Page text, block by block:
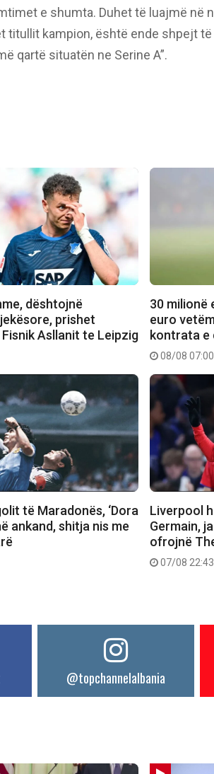
e shumta. Duhet të luajmë në
titullit kampion, është ende shpejt
qartë situatën ne Serine A”.
dështojnë
prishet
Asllanit te Leipzig
30 milionë
euro
kontrata e
08/08 07:00
të Maradonës, ‘Dora
ankand, shitja nis me
Liverpool
Germain,
ofrojnë
07/08 22:43
@topchannelalbania